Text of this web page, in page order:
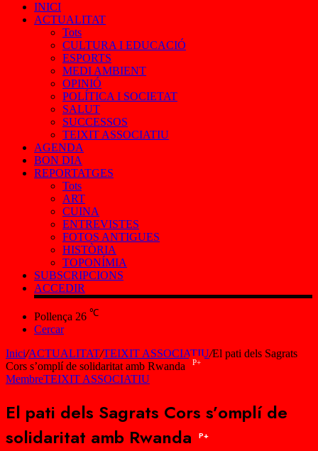
INICI
ACTUALITAT
Tots
CULTURA I EDUCACIÓ
ESPORTS
MEDI AMBIENT
OPINIÓ
POLÍTICA I SOCIETAT
SALUT
SUCCESSOS
TEIXIT ASSOCIATIU
AGENDA
BON DIA
REPORTATGES
Tots
ART
CUINA
ENTREVISTES
FOTOS ANTIGUES
HISTÒRIA
TOPONÍMIA
SUBSCRIPCIONS
ACCEDIR
Pollença 26 ℃
Cercar
Inici/ACTUALITAT/TEIXIT ASSOCIATIU/El pati dels Sagrats
Cors s’omplí de solidaritat amb Rwanda
P+
MembreTEIXIT ASSOCIATIU
El pati dels Sagrats Cors s’omplí de
solidaritat amb Rwanda
P+